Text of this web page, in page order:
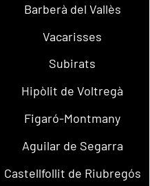
Barberà del Vallès
Vacarisses
Subirats
Hipòlit de Voltregà
Figaró-Montmany
Aguilar de Segarra
Castellfollit de Riubregós